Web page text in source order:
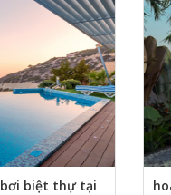
biệt thự tại